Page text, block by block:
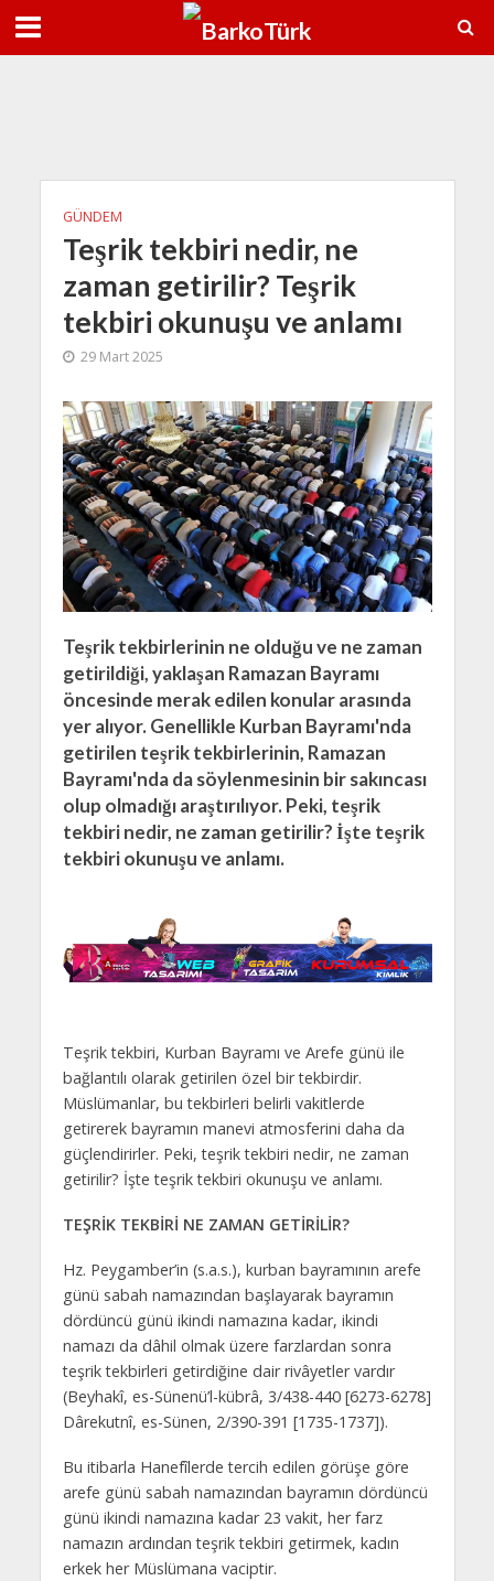
38°C 9 Ağu 38°C
GÜNDEM
Teşrik tekbiri nedir, ne
zaman getirilir? Teşrik
tekbiri okunuşu ve anlamı
29 Mart 2025
Teşrik tekbirlerinin ne olduğu ve ne zaman
getirildiği, yaklaşan Ramazan Bayramı
öncesinde merak edilen konular arasında
yer alıyor. Genellikle Kurban Bayramı'nda
getirilen teşrik tekbirlerinin, Ramazan
Bayramı'nda da söylenmesinin bir sakıncası
olup olmadığı araştırılıyor. Peki, teşrik
tekbiri nedir, ne zaman getirilir? İşte teşrik
tekbiri okunuşu ve anlamı.
Teşrik tekbiri, Kurban Bayramı ve Arefe günü ile
bağlantılı olarak getirilen özel bir tekbirdir.
Müslümanlar, bu tekbirleri belirli vakitlerde
getirerek bayramın manevi atmosferini daha da
güçlendirirler. Peki, teşrik tekbiri nedir, ne zaman
getirilir? İşte teşrik tekbiri okunuşu ve anlamı.
TEŞRİK TEKBİRİ NE ZAMAN GETİRİLİR?
Hz. Peygamber’in (s.a.s.), kurban bayramının arefe
günü sabah namazından başlayarak bayramın
dördüncü günü ikindi namazına kadar, ikindi
namazı da dâhil olmak üzere farzlardan sonra
teşrik tekbirleri getirdiğine dair rivâyetler vardır
(Beyhakî, es-Sünenü’l-kübrâ, 3/438-440 [6273-6278]
Dârekutnî, es-Sünen, 2/390-391 [1735-1737]).
Bu itibarla Hanefîlerde tercih edilen görüşe göre
arefe günü sabah namazından bayramın dördüncü
günü ikindi namazına kadar 23 vakit, her farz
namazın ardından teşrik tekbiri getirmek, kadın
erkek her Müslümana vaciptir.